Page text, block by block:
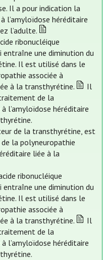
Il a pour indication la
l’amyloïdose héréditaire
l’adulte.
ribonucléique
une diminution du
Il est utilisé dans le
associée à
à la transthyrétine.
Il
de la
l’amyloïdose héréditaire
de la transthyrétine, est
la polyneuropathie
liée à la
ribonucléique
une diminution du
Il est utilisé dans le
associée à
à la transthyrétine.
Il
de la
l’amyloïdose héréditaire